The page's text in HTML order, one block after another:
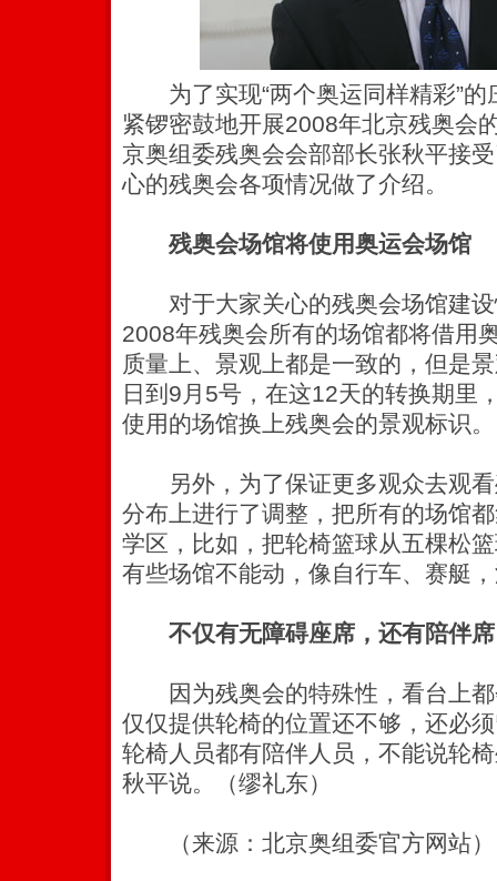
为了实现“两个奥运同样精彩”的
紧锣密鼓地开展2008年北京残奥会
京奥组委残奥会会部部长张秋平接
心的残奥会各项情况做了介绍。
残奥会场馆将使用奥运会场馆
对于大家关心的残奥会场馆建设
2008年残奥会所有的场馆都将借用
质量上、景观上都是一致的，但是
日到9月5号，在这12天的转换期里
使用的场馆换上残奥会的景观标识。
另外，为了保证更多观众去观看
分布上进行了调整，把所有的场馆
学区，比如，把轮椅篮球从五棵松
有些场馆不能动，像自行车、赛艇
不仅有无障碍座席，还有陪伴席
因为残奥会的特殊性，看台上都
仅仅提供轮椅的位置还不够，还必
轮椅人员都有陪伴人员，不能说轮
秋平说。（缪礼东）
（来源：北京奥组委官方网站）